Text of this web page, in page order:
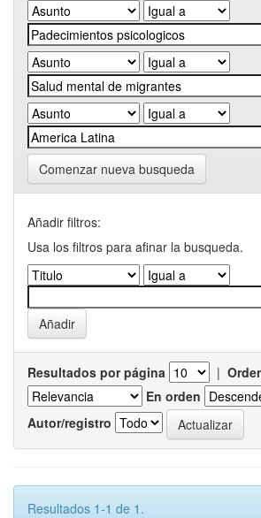
Comenzar nueva busqueda
Añadir filtros:
Usa los filtros para afinar la busqueda.
Resultados por página |
En orden
Autor/registro
Resultados 1-1 de 1.